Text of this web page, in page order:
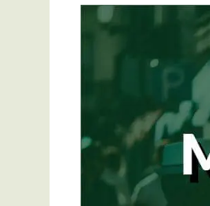
social?